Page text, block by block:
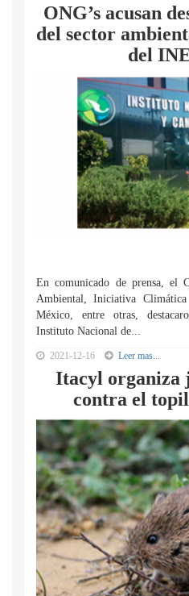
ONG’s acusan
del sector
del
En comunicado de prensa, el
Ambiental, Iniciativa
México, entre otras,
Instituto Nacional de...
2021-12-16 Leer mas...
Itacyl organiza
contra el